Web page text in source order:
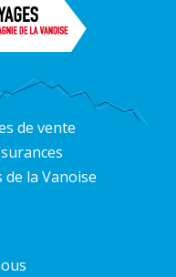
de vente
la Vanoise